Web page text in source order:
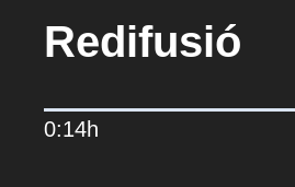
Redifusió
0:14h